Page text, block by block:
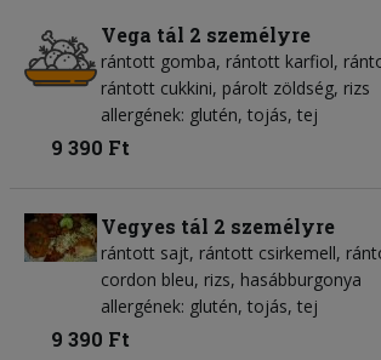
Vega tál 2 személyre
rántott gomba, rántott karfiol,
rántott cukkini, párolt zöldség, rizs
allergének: glutén, tojás, tej
9 390 Ft
Vegyes tál 2 személyre
rántott sajt, rántott csirkemell,
cordon bleu, rizs, hasábburgonya
allergének: glutén, tojás, tej
9 390 Ft